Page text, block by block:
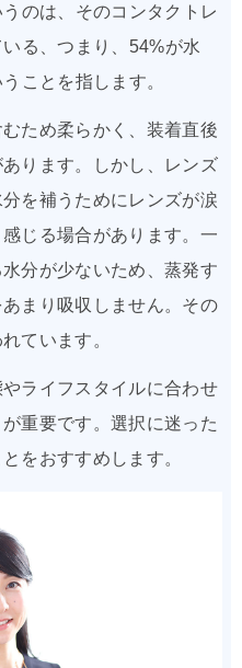
のは、そのコンタクトレ
る、つまり、54%が水
ことを指します。
ため柔らかく、装着直後
ります。しかし、レンズ
を補うためにレンズが涙
じる場合があります。一
分が少ないため、蒸発す
まり吸収しません。その
ています。
ライフスタイルに合わせ
重要です。選択に迷った
をおすすめします。